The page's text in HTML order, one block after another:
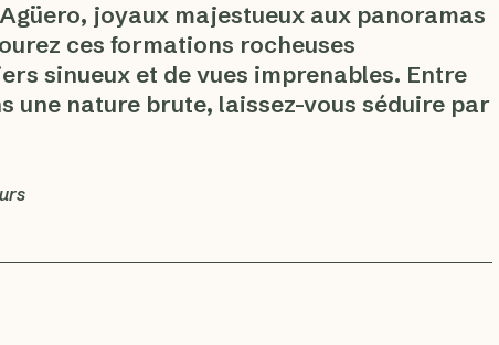
joyaux majestueux aux panoramas
ces formations rocheuses
sinueux et de vues imprenables. Entre
une nature brute, laissez-vous séduire par